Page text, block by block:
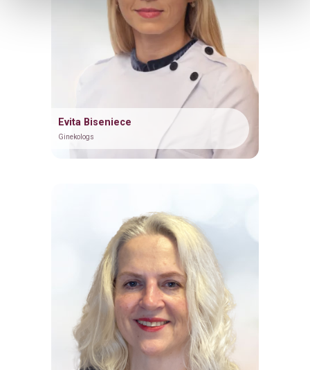
Evita Biseniece
Ginekologs